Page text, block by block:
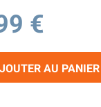
€
AU PANIER